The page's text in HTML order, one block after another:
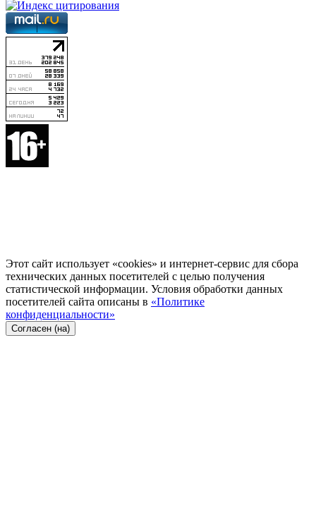
Этот сайт использует «cookies» и интернет-сервис для сбора
технических данных посетителей с целью получения
статистической информации. Условия обработки данных
посетителей сайта описаны в «Политике
конфиденциальности»
Согласен (на)